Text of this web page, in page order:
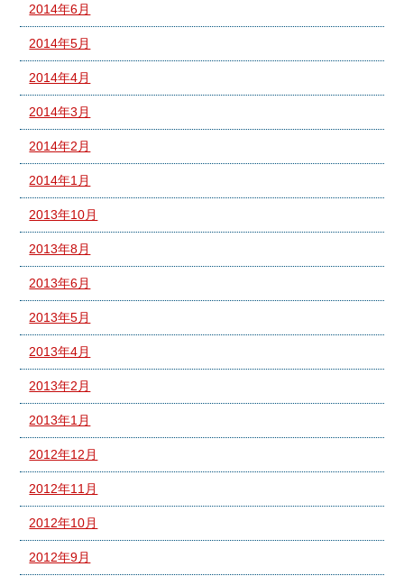
2014年6月
2014年5月
2014年4月
2014年3月
2014年2月
2014年1月
2013年10月
2013年8月
2013年6月
2013年5月
2013年4月
2013年2月
2013年1月
2012年12月
2012年11月
2012年10月
2012年9月